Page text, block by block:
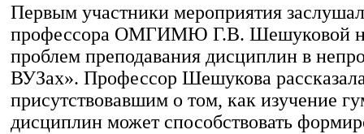
Первым участники мероприятия
профессора ОМГИМЮ Г.В. Шешуковой
проблем преподавания дисциплин в
ВУЗах». Профессор Шешукова
присутствовавшим о том, как изучение
дисциплин может способствовать